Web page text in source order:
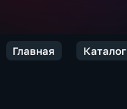
Главная Каталог